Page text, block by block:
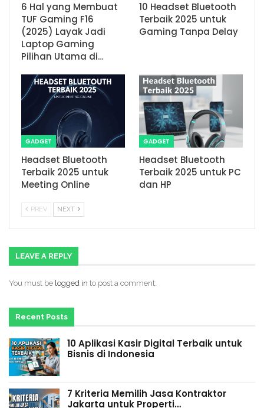
6 Hal yang Membuat
TUF Gaming F16
(2025) Layak Jadi
Laptop Gaming
Pilihan Utama di…
10 Headset Bluetooth
Terbaik 2025 untuk
Gaming Tanpa Delay
GADGET
Headset Bluetooth
Terbaik 2025 untuk
Meeting Online
GADGET
Headset Bluetooth
Terbaik 2025 untuk PC
dan HP
PREV NEXT
LEAVE A REPLY
You must be logged in to post a comment.
Recent Posts
10 Aplikasi Kasir Digital Terbaik untuk
Bisnis di Indonesia
7 Kriteria Memilih Jasa Kontraktor
Jakarta untuk Properti…